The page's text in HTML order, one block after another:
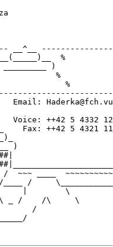
__^__
%
)
%
%
++42 5 4332
Fax: ++42 5
____ )
/  ~~~ ____
/____ /
|        \
_ /    /\     \
/